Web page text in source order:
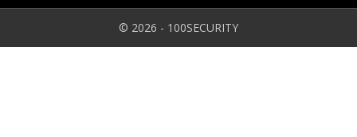
© 2026 - 100SECURITY